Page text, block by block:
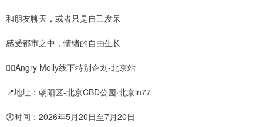
和朋友聊天，或者只是自己发呆
感受都市之中，情绪的自由生长
👉🏼Angry Molly线下特别企划-北京站
📍地址：朝阳区-北京CBD公园·北京in77
🕔时间：2026年5月20日至7月20日